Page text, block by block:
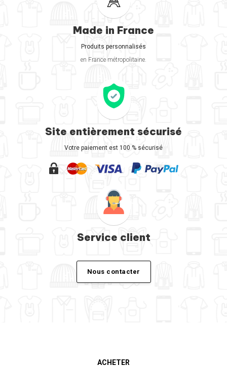
Made in France
Produits personnalisés
en France métropolitaine.
Site entièrement sécurisé
Votre paiement est 100 % sécurisé
Service client
Nous contacter
ACHETER